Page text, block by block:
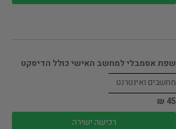
שפת אסמבלי למחשב האישי כולל הדיסקט
מחשבים ואינטרנט
45 ₪
רכישה ישירה